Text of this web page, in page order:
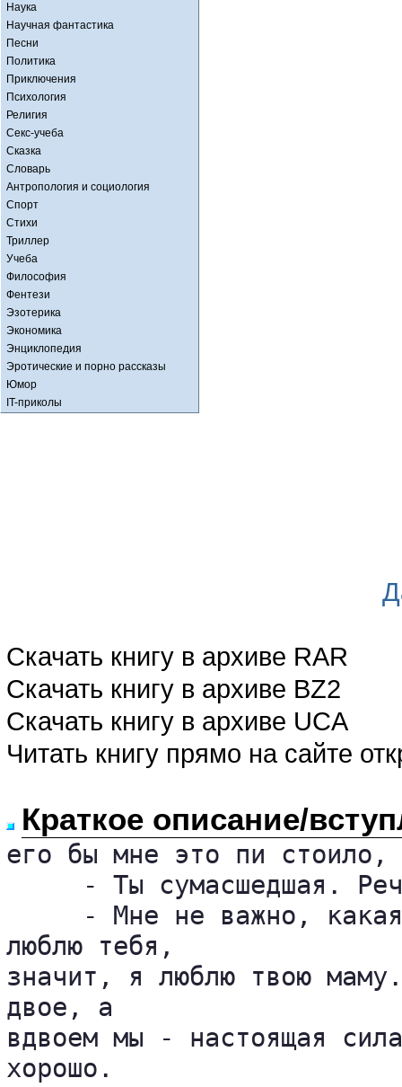
Наука
Научная фантастика
Песни
Политика
Приключения
Психология
Религия
Секс-учеба
Сказка
Словарь
Антропология и социология
Спорт
Стихи
Триллер
Учеба
Философия
Фентези
Эзотерика
Экономика
Энциклопедия
Эротические и порно рассказы
Юмор
IT-приколы
Скачать книгу в архиве RAR
Скачать книгу в архиве BZ2
Скачать книгу в архиве UCA
Читать книгу прямо на сайте
Краткое описание/
его бы мне это пи стоило,
- Ты сумасшедшая.
- Мне не важно,
люблю тебя,
значит, я люблю твою
двое, а
вдвоем мы - настоящая
хорошо.